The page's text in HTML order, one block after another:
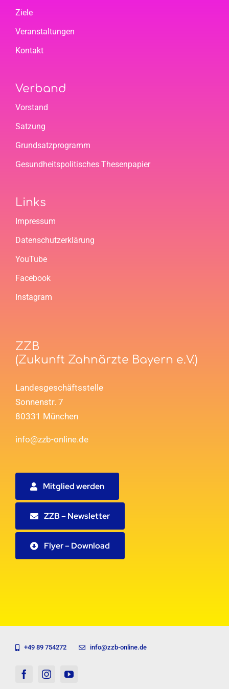
Ziele
Veranstaltungen
Kontakt
Verband
Vorstand
Satzung
Grundsatzprogramm
Gesundheitspolitisches Thesenpapier
Links
Impressum
Datenschutzerklärung
YouTube
Facebook
Instagram
ZZB
(Zukunft Zahnärzte Bayern e.V.)
Landesgeschäftsstelle
Sonnenstr. 7
80331 München
info@zzb-online.de
Mitglied werden
ZZB – Newsletter
Flyer – Download
+49 89 754272 info@zzb-online.de